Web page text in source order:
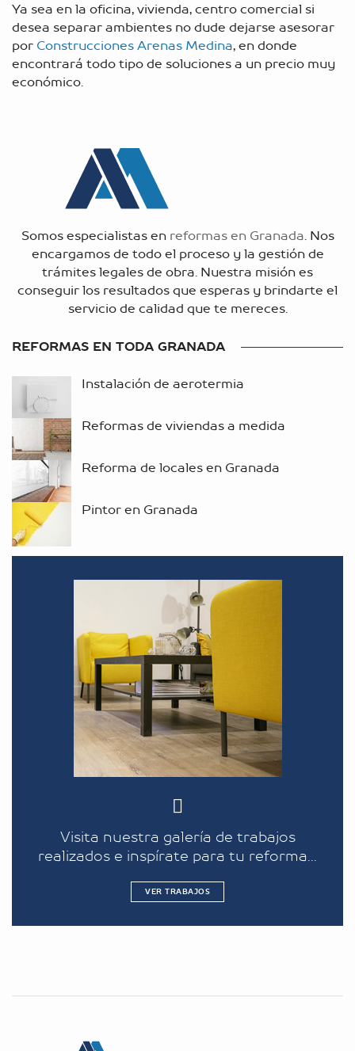
Ya sea en la oficina, vivienda, centro comercial si
desea separar ambientes no dude dejarse asesorar
por Construcciones Arenas Medina, en donde
encontrará todo tipo de soluciones a un precio muy
económico.
Somos especialistas en reformas en Granada. Nos
encargamos de todo el proceso y la gestión de
trámites legales de obra. Nuestra misión es
conseguir los resultados que esperas y brindarte el
servicio de calidad que te mereces.
REFORMAS EN TODA GRANADA
Instalación de aerotermia
Reformas de viviendas a medida
Reforma de locales en Granada
Pintor en Granada
Visita nuestra galería de trabajos
realizados e inspírate para tu reforma...
VER TRABAJOS